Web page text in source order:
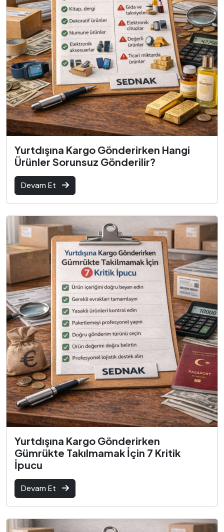
Yurtdışına Kargo Gönderirken Hangi
Ürünler Sorunsuz Gönderilir?
Devam Et
Yurtdışına Kargo Gönderirken
Gümrükte Takılmamak İçin 7 Kritik
İpucu
Devam Et